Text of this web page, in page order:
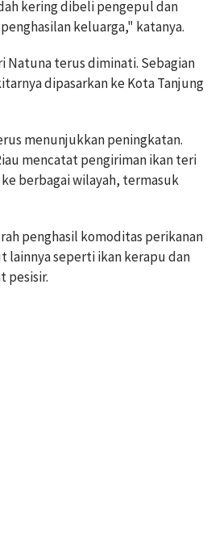
kering dibeli pengepul dan
keluarga," katanya.
Natuna terus diminati. Sebagian
dipasarkan ke Kota Tanjung
menunjukkan peningkatan.
mencatat pengiriman ikan teri
berbagai wilayah, termasuk
penghasil komoditas perikanan
lainnya seperti ikan kerapu dan
pesisir.